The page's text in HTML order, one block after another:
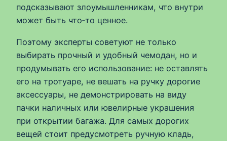
подсказывают злоумышленникам, что внутри
может быть что‑то ценное.
Поэтому эксперты советуют не только
выбирать прочный и удобный чемодан, но и
продумывать его использование: не оставлять
его на тротуаре, не вешать на ручку дорогие
аксессуары, не демонстрировать на виду
пачки наличных или ювелирные украшения
при открытии багажа. Для самых дорогих
вещей стоит предусмотреть ручную кладь,